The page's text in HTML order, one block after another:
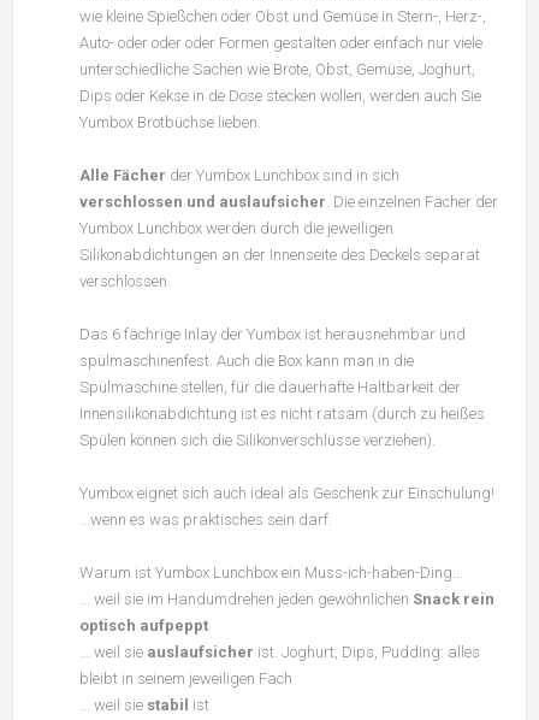
wie kleine Spießchen oder Obst und Gemüse in Stern-, Herz-,
Auto- oder oder oder Formen gestalten oder einfach nur viele
unterschiedliche Sachen wie Brote, Obst, Gemüse, Joghurt,
Dips oder Kekse in de Dose stecken wollen, werden auch Sie
Yumbox Brotbüchse lieben.
Alle Fächer der Yumbox Lunchbox sind in sich
verschlossen und auslaufsicher . Die einzelnen Fächer der
Yumbox Lunchbox werden durch die jeweiligen
Silikonabdichtungen an der Innenseite des Deckels separat
verschlossen.
Das 6 fächrige Inlay der Yumbox ist herausnehmbar und
spülmaschinenfest. Auch die Box kann man in die
Spülmaschine stellen, für die dauerhafte Haltbarkeit der
Innensilikonabdichtung ist es nicht ratsam (durch zu heißes
Spülen können sich die Silikonverschlüsse verziehen).
Yumbox eignet sich auch ideal als Geschenk zur Einschulung!
...wenn es was praktisches sein darf.
Warum ist Yumbox Lunchbox ein Muss-ich-haben-Ding...
... weil sie im Handumdrehen jeden gewöhnlichen Snack rein
optisch aufpeppt
... weil sie auslaufsicher ist. Joghurt, Dips, Pudding: alles
bleibt in seinem jeweiligen Fach
... weil sie stabil ist